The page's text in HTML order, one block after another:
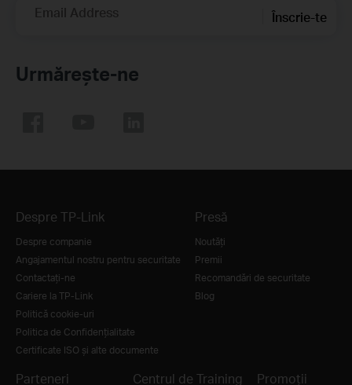
Email Address Înscrie-te
Urmărește-ne
Despre TP-Link
Despre companie
Angajamentul nostru pentru securitate
Contactați-ne
Cariere la TP-Link
Politică cookie-uri
Politica de Confidențialitate
Certificate ISO și alte documente
Presă
Noutăţi
Premii
Recomandări de securitate
Blog
Parteneri Centrul de Training Promoții